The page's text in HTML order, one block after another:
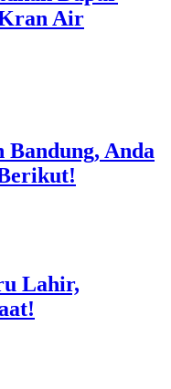
Air
Bandung, Anda
Lahir,